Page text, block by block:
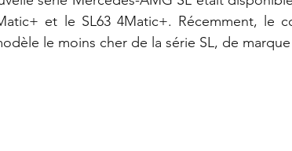
et le SL63 4Matic+. Récemment, le
le moins cher de la série SL, de marque